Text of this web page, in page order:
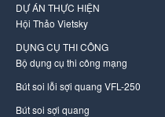
DỰ ÁN THỰC HIỆN
Hội Thảo Vietsky
DỤNG CỤ THI CÔNG
Bộ dụng cụ thi công mạng
Bút soi lỗi sợi quang VFL-250
Bút soi sợi quang